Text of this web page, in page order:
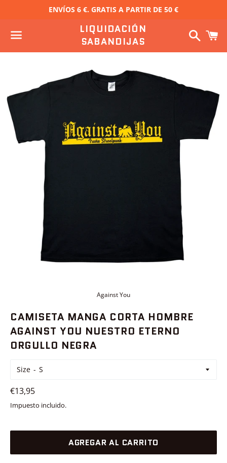
ENVÍOS 6 €. GRATIS A PARTIR DE 50 €
Menú
LIQUIDACIÓN
SABANDIJAS
Against You
CAMISETA MANGA CORTA HOMBRE
AGAINST YOU NUESTRO ETERNO
ORGULLO NEGRA
Size
Precio
habitual
€13,95
Impuesto incluido.
AGREGAR AL CARRITO